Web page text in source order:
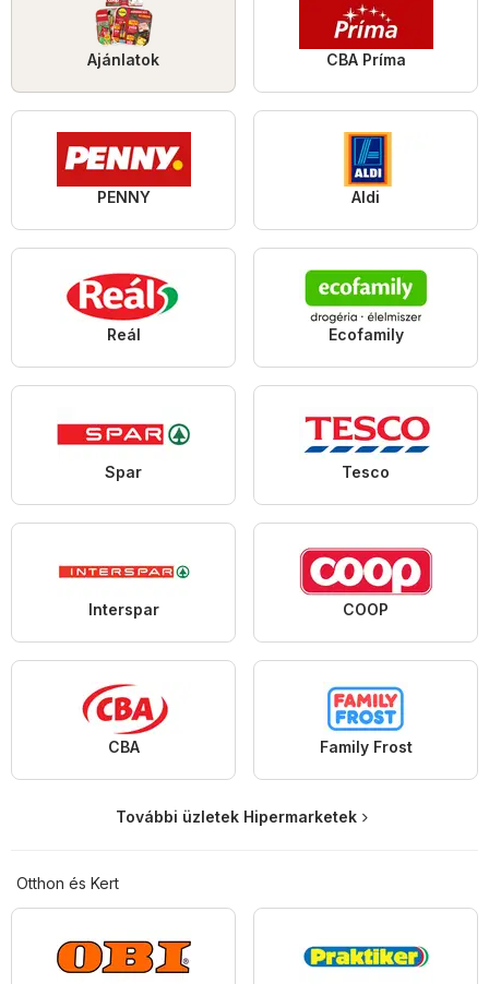
Ajánlatok CBA Príma
PENNY Aldi
Reál Ecofamily
Spar Tesco
Interspar COOP
CBA Family Frost
További üzletek Hipermarketek
Otthon és Kert